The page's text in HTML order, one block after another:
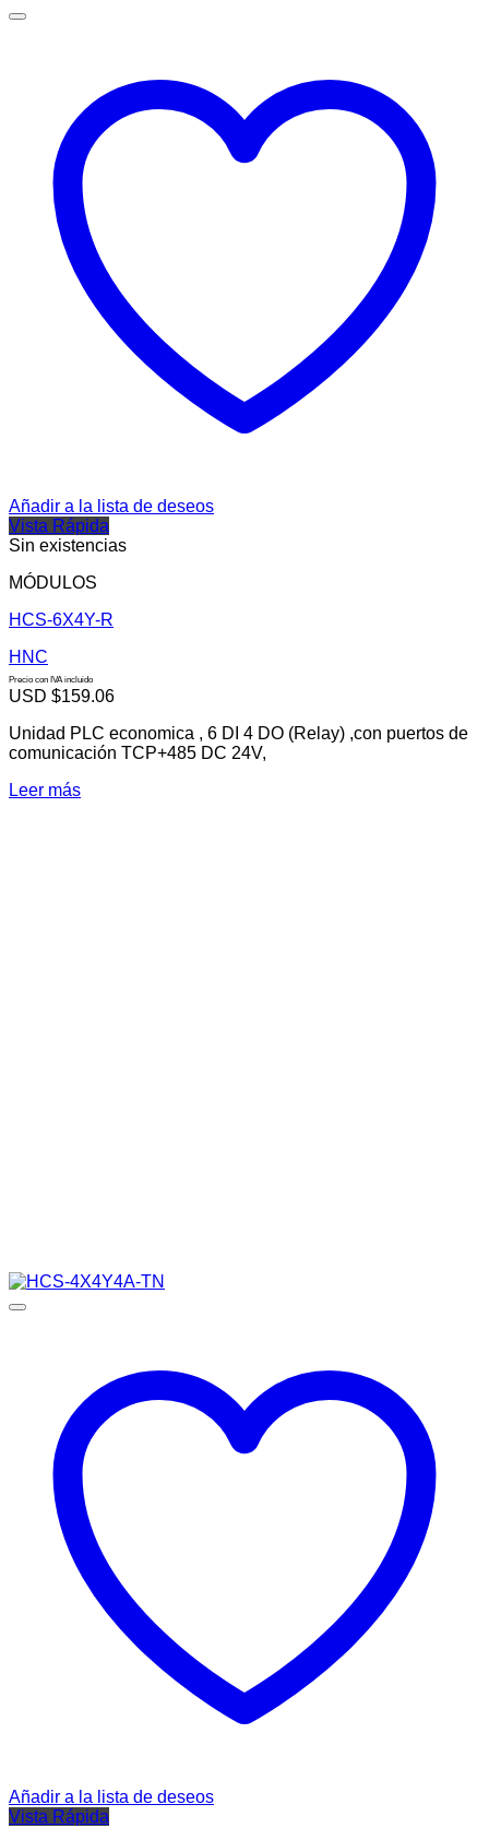
Añadir a la lista de deseos
Vista Rápida
Sin existencias
MÓDULOS
HCS-6X4Y-R
HNC
Precio con IVA incluido
USD $159.06
Unidad PLC economica , 6 DI 4 DO (Relay) ,con puertos de
comunicación TCP+485 DC 24V,
Leer más
Añadir a la lista de deseos
Vista Rápida